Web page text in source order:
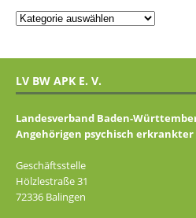
LV BW APK E. V.
Landesverband Baden-
Angehörigen psychisch erkrankter
Geschäftsstelle
Hölzlestraße 31
72336 Balingen